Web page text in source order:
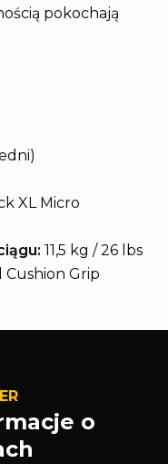
pokochają
XL Micro
11,5 kg / 26 lbs
Cushion Grip
o